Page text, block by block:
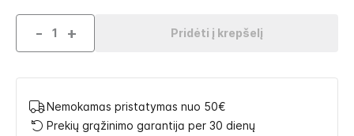
- + Pridėti į krepšelį
Nemokamas pristatymas nuo 50€
Prekių grąžinimo garantija per 30 dienų